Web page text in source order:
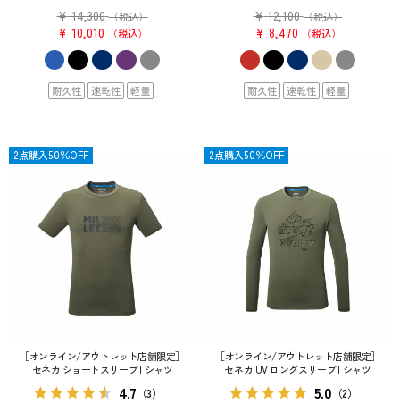
¥ 14,300 （税込）
¥ 10,010 税込
耐久性 速乾性 軽量
¥ 12,100 （税込）
¥ 8,470 税込
耐久性 速乾性 軽量
［オンライン/アウトレット店舗限定］
セネカ ショートスリーブTシャツ
4.7 （3）
SALE
2点購入50％OFF
［オンライン/アウトレット店舗限定］
セネカ UV ロングスリーブTシャツ
5.0 （2）
SALE
2点購入50％OFF